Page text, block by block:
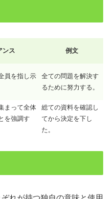
ンス 例文
員を指し示
全ての問題を解決す
るために努力する。
まって全体
を強調す
総ての資料を確認し
てから決定を下し
た。